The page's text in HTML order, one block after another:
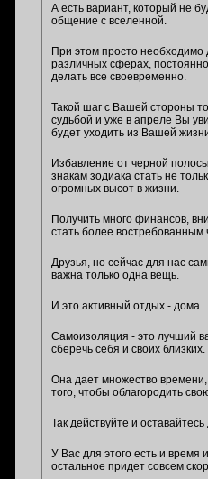
А есть вариант, который не
общение с вселенной.
При этом просто необходимо
различных сферах,
делать все своевременно.
Такой шаг с Вашей стороны
судьбой и уже в апреле Вы
будет уходить из Вашей
Избавление от черной
знакам зодиака стать не
огромных высот в жизни.
Получить много финансов,
стать более востребованным
Друзья, но сейчас для нас
важна только одна вещь.
И это активный отдых - дома.
Самоизоляция - это лучший
сберечь себя и своих близких.
Она дает множество
того, чтобы облагородить
Так действуйте и оставайтесь
У Вас для этого есть и время
остальное придет совсем